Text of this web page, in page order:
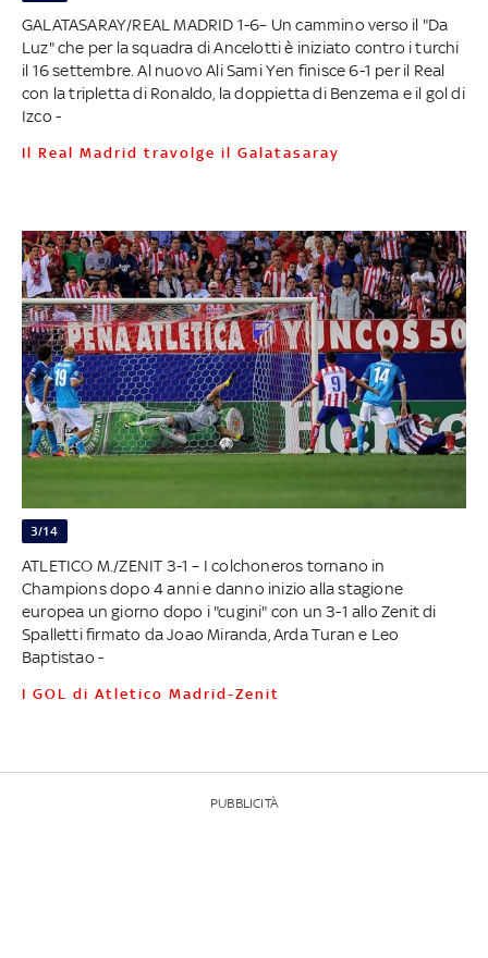
GALATASARAY/REAL MADRID 1-6– Un cammino verso il "Da
Luz" che per la squadra di Ancelotti è iniziato contro i turchi
il 16 settembre. Al nuovo Ali Sami Yen finisce 6-1 per il Real
con la tripletta di Ronaldo, la doppietta di Benzema e il gol di
Izco -
Il Real Madrid travolge il Galatasaray
3/14
ATLETICO M./ZENIT 3-1 – I colchoneros tornano in
Champions dopo 4 anni e danno inizio alla stagione
europea un giorno dopo i "cugini" con un 3-1 allo Zenit di
Spalletti firmato da Joao Miranda, Arda Turan e Leo
Baptistao -
I GOL di Atletico Madrid-Zenit
PUBBLICITÀ